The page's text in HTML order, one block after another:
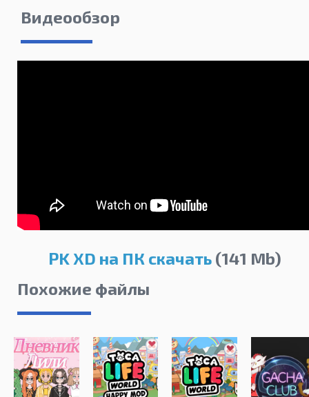
Видеообзор
PK XD на ПК скачать (141 Mb)
Похожие файлы